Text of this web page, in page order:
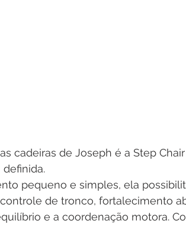
cadeiras de Joseph é a Step
pequeno e simples, ela
de tronco, fortalecimento
e a coordenação motora.